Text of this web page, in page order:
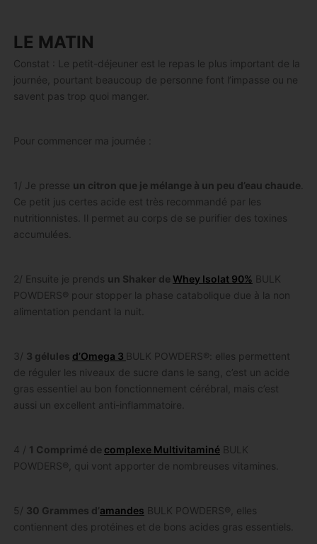
LE MATIN
Constat : Le petit-déjeuner est le repas le plus important de la
journée, pourtant beaucoup de personne font l’impasse ou ne
savent pas trop quoi manger.
Pour commencer ma journée :
1/ Je presse un citron que je mélange à un peu d’eau chaude
Ce petit jus certes acide est très recommandé par les
nutritionnistes. Il permet au corps de se purifier des toxines
accumulées.
2/ Ensuite je prends un Shaker de Whey Isolat 90% BULK
POWDERS® pour stopper la phase catabolique due à la non
alimentation pendant la nuit.
3/ 3 gélules d’Omega 3 BULK POWDERS®: elles permettent
de réguler les niveaux de sucre dans le sang, c’est un acide
gras essentiel au bon fonctionnement cérébral, mais c’est
aussi un excellent anti-inflammatoire.
4 / 1 Comprimé de complexe MultivitaminéBULK
POWDERS®, qui vont apporter de nombreuses vitamines.
5/ 30 Grammes d’amandes BULK POWDERS®, elles
contiennent des protéines et de bons acides gras essentiels.